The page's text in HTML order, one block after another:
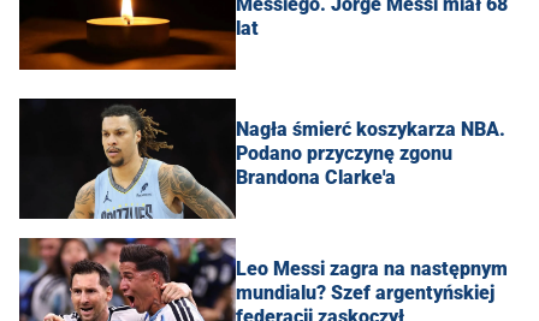
Messiego. Jorge Messi miał 68
lat
Nagła śmierć koszykarza NBA.
Podano przyczynę zgonu
Brandona Clarke'a
Leo Messi zagra na następnym
mundialu? Szef argentyńskiej